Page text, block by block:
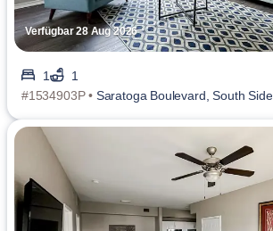
Verfügbar 28 Aug 2026
1
1
#1534903P • Saratoga Boulevard, South Side